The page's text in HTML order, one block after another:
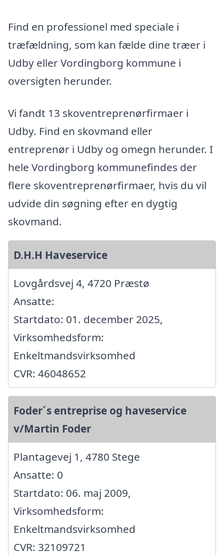
Find en professionel med speciale i
træfældning, som kan fælde dine træer i
Udby eller Vordingborg kommune i
oversigten herunder.
Vi fandt 13 skoventreprenørfirmaer i
Udby. Find en skovmand eller
entreprenør i Udby og omegn herunder. I
hele Vordingborg kommunefindes der
flere skoventreprenørfirmaer, hvis du vil
udvide din søgning efter en dygtig
skovmand.
D.H.H Haveservice
Lovgårdsvej 4, 4720 Præstø
Ansatte:
Startdato: 01. december 2025,
Virksomhedsform:
Enkeltmandsvirksomhed
CVR: 46048652
Foder´s entreprise og haveservice
v/Martin Foder
Plantagevej 1, 4780 Stege
Ansatte: 0
Startdato: 06. maj 2009,
Virksomhedsform:
Enkeltmandsvirksomhed
CVR: 32109721